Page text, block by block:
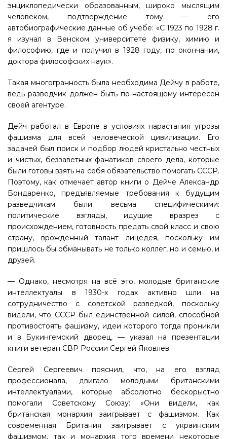
энциклопедически образованным, широко мыслящим
человеком, подтверждение тому — его
автобиографические данные об учёбе: «С 1923 по 1928 г.
я изучал в Венском университете физику, химию и
философию, где и получил в 1928 году, по окончании,
доктора философских наук».
Такая многогранность была необходима Дейчу в работе,
ведь разведчик должен быть по-настоящему интересен
своей агентуре.
Дейч работал в Европе в условиях нарастания угрозы
фашизма для всей человеческой цивилизации. Его
задачей был поиск и подбор людей кристально честных
и чистых, беззаветных фанатиков своего дела, которые
были готовы взять на себя обязательство помогать СССР.
Поэтому, как отмечает автор книги о Дейче Александр
Бондаренко, предъявляемые требования к будущим
разведчикам были весьма специфическими:
политические взгляды, идущие вразрез с
происхождением, готовность предать свой класс и свою
страну, врождённый талант лицедея, поскольку им
пришлось бы обманывать не только коллег, но и семью, и
друзей.
— Однако, несмотря на всё это, молодые британские
интеллектуалы в 1930-х годах активно шли на
сотрудничество с советской разведкой, поскольку
видели, что СССР был единственной силой, способной
противостоять фашизму, идеи которого тогда проникли
и в Букингемский дворец, — указал на презентации
книги ветеран СВР России Сергей Яковлев.
Сергей Сергеевич пояснил, что, на его взгляд
профессионала, двигало молодыми британскими
интеллектуалами, которые абсолютно бескорыстно
помогали Советскому Союзу: «Они видели, как
британская монархия заигрывает с фашизмом. Как
современная Британия заигрывает с украинским
фашизмом, так и монархия того времени некоторые